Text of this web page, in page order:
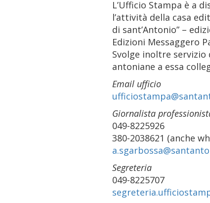
L’Ufficio Stampa è a
l’attività della casa
di sant’Antonio” –
Edizioni Messaggero
Svolge inoltre
antoniane a essa
Email ufficio
Giornalista
049-8225926
380-2038621 (anche
Segreteria
049-8225707